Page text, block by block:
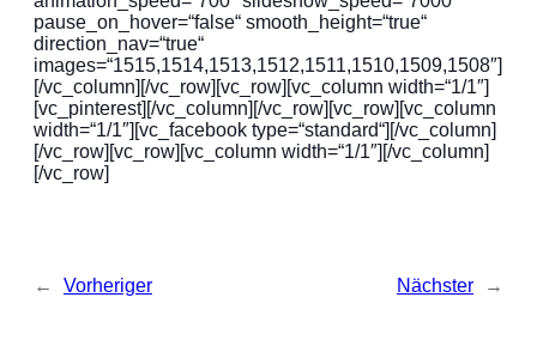
pause_on_hover=“false“ smooth_height=“true“
direction_nav=“true“
images=“1515,1514,1513,1512,1511,1510,1509,1508″]
[/vc_column][/vc_row][vc_row][vc_column width=“1/1″]
[vc_pinterest][/vc_column][/vc_row][vc_row][vc_column
width=“1/1″][vc_facebook type=“standard“][/vc_column]
[/vc_row][vc_row][vc_column width=“1/1″][/vc_column]
[/vc_row]
← Vorheriger Nächster →